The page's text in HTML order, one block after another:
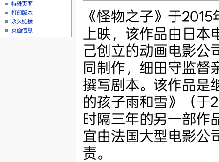
《怪物之子》于2015
上映，该作品由日本
己创立的动画电影公
同制作，细田守监督
撰写剧本。该作品是
的孩子雨和雪》（于
时隔三年的另一部作
宜由法国大型电影公
责。
特殊页面
打印版本
永久链接
页面信息